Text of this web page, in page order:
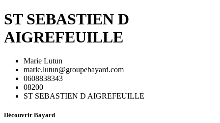
ST SEBASTIEN D
AIGREFEUILLE
Marie Lutun
marie.lutun@groupebayard.com
0608838343
08200
ST SEBASTIEN D AIGREFEUILLE
Découvrir Bayard